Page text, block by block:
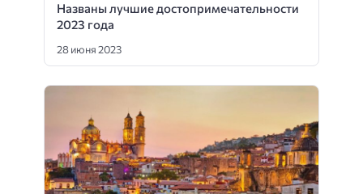
Названы лучшие достопримечательности
2023 года
28 июня 2023